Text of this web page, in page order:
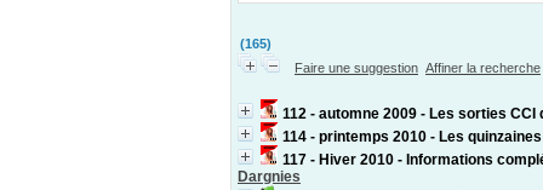
(165)
Faire une suggestion Affiner la recherche
112 - automne 2009 - Les sorties CCI
114 - printemps 2010 - Les
117 - Hiver 2010 - Informations
Dargnies